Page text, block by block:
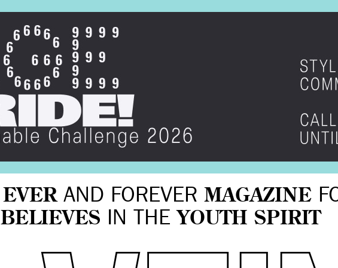
EVERAND FOREVER MAGAZINE
BELIEVES IN THE YOUTH SPIRIT